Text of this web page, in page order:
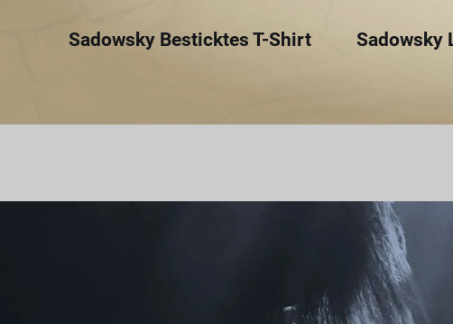
Sadowsky Besticktes T-Shirt Sadowsky